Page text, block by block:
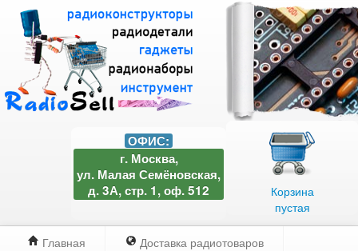
Корзина
пустая
ОФИС:
г. Москва,
ул. Малая Семёновская,
д. 3А, стр. 1, оф. 512
Главная
Доставка радиотоваров